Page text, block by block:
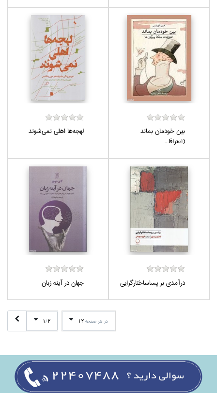
بين خودمان بماند
(اعترافا...
لهجه‌ها اهلي نمي‌شوند
درآمدي بر پسا‌ساختارگرايي جهان در آينه زبان
در هر صفحه12
1/2